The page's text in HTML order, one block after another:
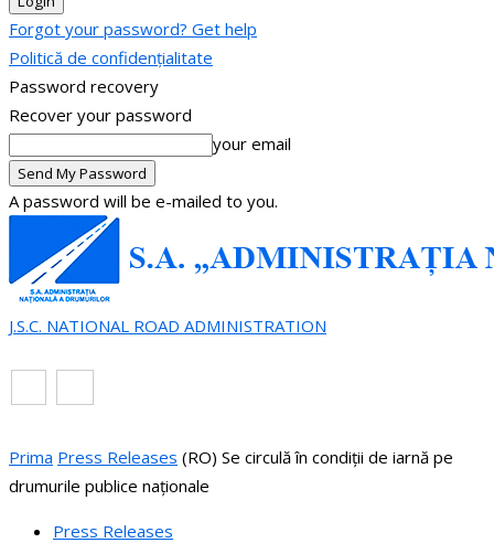
Forgot your password? Get help
Politică de confidențialitate
Password recovery
Recover your password
your email
A password will be e-mailed to you.
J.S.C. NATIONAL ROAD ADMINISTRATION
Prima Press Releases (RO) Se circulă în condiții de iarnă pe
drumurile publice naționale
Press Releases